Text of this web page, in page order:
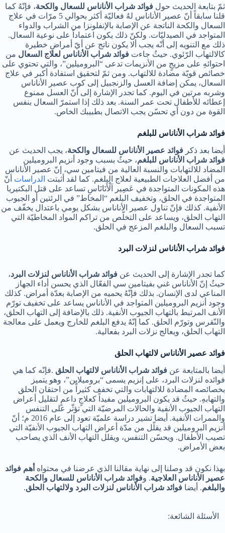
ثمّ بتابعة الحديث حول فوائد شراب الأناناس للسعال والكحة، فإنّهُ كما
قلنا سابقاً أنّ عصير الأناناس لهُ فعاليّة أكثر بحوالي 5 مرّات في علاج
السعال والكحة الناتجة عن الإصابة بالإنفلونزا من الشراب والدواء
المتواجد في الصيدليّات. ولكنّ ذلك يكون اعتماداً على نوعية السعال.
ذلك مع التنويه إلى أنّه يجب ألا يكون ناتج عن أيّ أمراضٍ خطيرة
كالالتهاب الرّئوي. حيثُ جاءت فوائد شراب الأناناس لعلاج السعال من
احتوائهِ على مزيجٍ من الأنزيمات تدعى “البروميلين”، والتي تحتوي على
خصائص قويّة مضادة للالتهاب. ومن ثمّ لتحقيق استفادة أكبر في علاج
السعال، يمكن إضافة العسل والزنجبيل إلى كوب عصير الأناناس
وشربه مرتين في اليوم. كما تجدر الإشارة إلى أنّ العسل ممنوع
إعطائه للأطفال تحت عمر السنة. بعد ذلك إذا استمرّ السعال بنفس
القوة من دون أي تحسّن يجب الاتصال بطبيبك الخاص.
فوائد شراب الأناناس للبلغم
أيضا بعد ذكر فوائد عصير الأناناس للسعال والكحة، يجب الحديث عن
فوائد شراب الأناناس للبلغم، حيثُ بسبب وجود أنزيم البروميلين
المضاد للالتهابات والنسبة العالية من فيتامين سي، إنّ عصير الأناناس
من أفضل العلاجات الطبيعية لعلاج البلغم. كما لقد أثبتت الدراسات أنّ
هذه المكونات المتواجدة في عَصِير اَلْأَنَانَاسِ تساعد على قتل البكتيريا
المتواجدة في الحلق، وتخفيف البلغم “المخاط” في الرئتين أو الجيوب
الأنفية. كذلك فإنّ تناول عصير الأناناس بشكل يومي باعتدال يخفّف من
التهاب الحلق، ويساعد على التخلّص من تراكم المواد المخاطيّة التي
تسبب السعال والبلغم المزعج في الحلق.
فوائد شراب الأناناس لنزلات البرد
كما تجدر الإشارة إلى الحديث عن فوائد شراب الأناناس لنزلات البرد،
حيثُ إنّ الأناناس غني بفيتامين سي الفعّال الذي يحسن أداء الجهاز
المناعي لدى الإنسان. بذلك فإنّهُ يحميه من الإصابة بعدّة أمراض. كذلك
وجود أنزيم البروميلين المتواجد في الأناناس يساعد على تخفيف تورّم
الأنف المرتبط بالتهاب الجيوب الأنفية. ذلك بالإضافة إلى التهاب الحلق،
والنّقرس وتورّم الحلق. كما إنّهُ يدفع البلغم للخارج ويعمل على معالجة
التهاب الحلق، ويعالج نزلات البرد بفعالية.
فوائد عصير الأناناس لالتهاب الحلق
أيضا بالمتابعة عن فوائد شراب الأناناس لالتهاب الحلق .فإنّه كما هي
فوائده لنزلات البرد، على إنزيم يسمى “بروميلاين”، وهو يتميز
بخصائصه المضادة للالتهابات والتي تخفف كثيراً من احتقان الحلق
والتهابهِ. حيثُ قد يكون البروميلين مفيداً كعلاجٍ داعمٍ لتقليل أعراض
التهاب الجيوب الأنفية والحالات المرضيّة التي تؤثّر على التنفس
والممرات الأنفية. أيضا تشير دراسة علميّة تعود إلى عام 2016 م؛ أنّ
أنزيم البروميلين قد يقلّل من مدّة أعراض التهاب الجيوب الأنفيّة التي
تصيب الأطفال. ويحسّن التنفس، ويقلل التهاب الأنف الذي يصاحب
بعض الأمراض.
بهذا نكون قد وصلنا إلى نهاية مقالنا الذي عرضنا في محتواه أهم فوائد
عصير الأناناس العلاجية. وفوائد شراب الأناناس للسعال والكحة
والبلغم. أيضا فوائد شراب الأناناس لنزلات البرد ولالتهاب الحلق.
الأسئلة الشائعة: